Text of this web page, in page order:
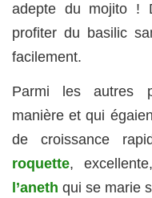
adepte du mojito !
profiter du basilic
facilement.
Parmi les autres
manière et qui
de croissance
roquette,
l’aneth qui se marie